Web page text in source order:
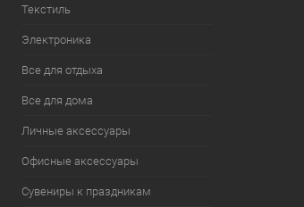
Текстиль
Электроника
Все для отдыха
Все для дома
Личные аксессуары
Офисные аксессуары
Сувениры к праздникам